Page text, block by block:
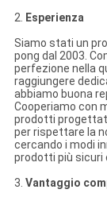
2. Esperienza
Siamo stati un
pong dal 2003.
perfezione nella
raggiungere
abbiamo buona
Cooperiamo con
prodotti
per rispettare la
cercando i modi
prodotti più sicuri
3. Vantaggio